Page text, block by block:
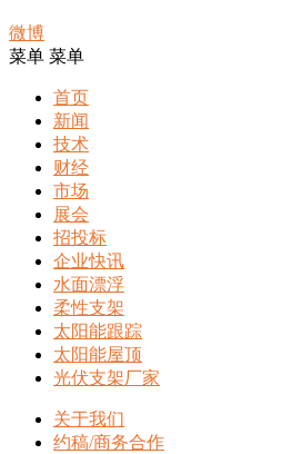
微博
菜单 菜单
首页
新闻
技术
财经
市场
展会
招投标
企业快讯
水面漂浮
柔性支架
太阳能跟踪
太阳能屋顶
光伏支架厂家
关于我们
约稿/商务合作